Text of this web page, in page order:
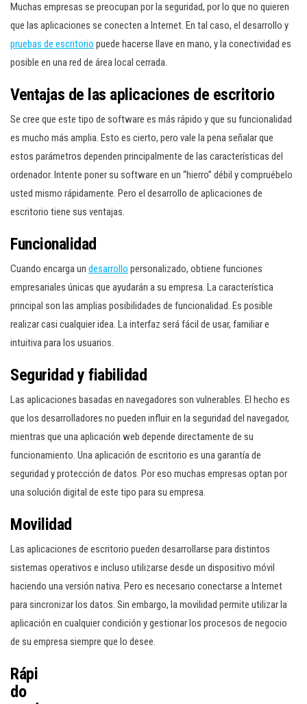
Muchas empresas se preocupan por la seguridad, por lo que no quieren
que las aplicaciones se conecten a Internet. En tal caso, el desarrollo y
pruebas de escritorio puede hacerse llave en mano, y la conectividad es
posible en una red de área local cerrada.
Ventajas de las aplicaciones de escritorio
Se cree que este tipo de software es más rápido y que su funcionalidad
es mucho más amplia. Esto es cierto, pero vale la pena señalar que
estos parámetros dependen principalmente de las características del
ordenador. Intente poner su software en un “hierro” débil y compruébelo
usted mismo rápidamente. Pero el desarrollo de aplicaciones de
escritorio tiene sus ventajas.
Funcionalidad
Cuando encarga un desarrollo personalizado, obtiene funciones
empresariales únicas que ayudarán a su empresa. La característica
principal son las amplias posibilidades de funcionalidad. Es posible
realizar casi cualquier idea. La interfaz será fácil de usar, familiar e
intuitiva para los usuarios.
Seguridad y fiabilidad
Las aplicaciones basadas en navegadores son vulnerables. El hecho es
que los desarrolladores no pueden influir en la seguridad del navegador,
mientras que una aplicación web depende directamente de su
funcionamiento. Una aplicación de escritorio es una garantía de
seguridad y protección de datos. Por eso muchas empresas optan por
una solución digital de este tipo para su empresa.
Movilidad
Las aplicaciones de escritorio pueden desarrollarse para distintos
sistemas operativos e incluso utilizarse desde un dispositivo móvil
haciendo una versión nativa. Pero es necesario conectarse a Internet
para sincronizar los datos. Sin embargo, la movilidad permite utilizar la
aplicación en cualquier condición y gestionar los procesos de negocio
de su empresa siempre que lo desee.
Rápi
do